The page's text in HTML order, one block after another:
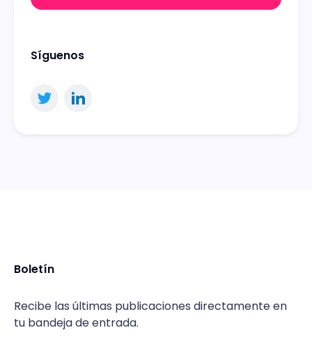
Síguenos
Boletín
Recibe las últimas publicaciones directamente en
tu bandeja de entrada.